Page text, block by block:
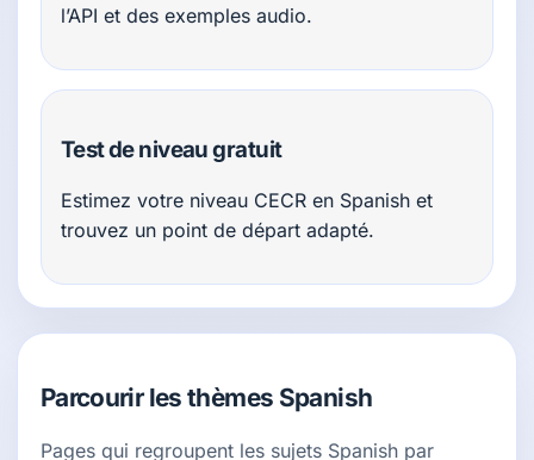
l’API et des exemples audio.
Test de niveau gratuit
Estimez votre niveau CECR en Spanish et
trouvez un point de départ adapté.
Parcourir les thèmes Spanish
Pages qui regroupent les sujets Spanish par